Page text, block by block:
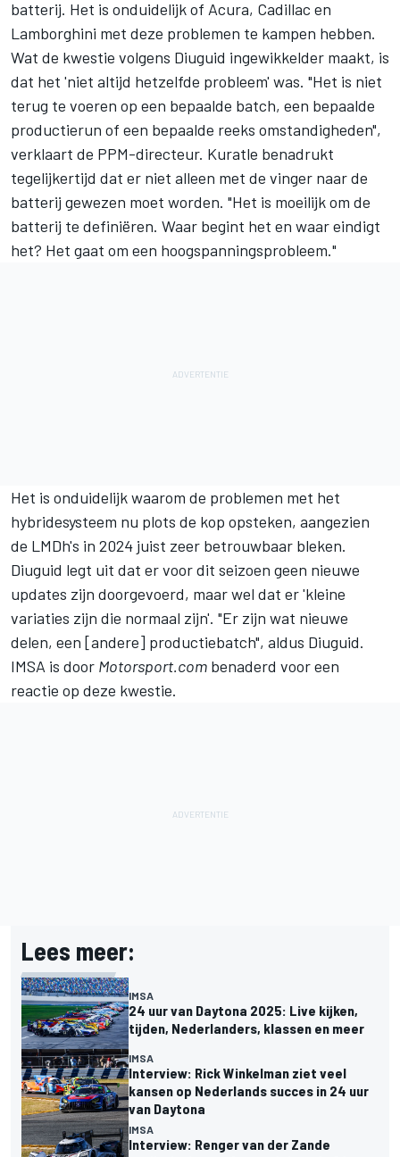
batterij. Het is onduidelijk of Acura, Cadillac en
Lamborghini met deze problemen te kampen hebben.
Wat de kwestie volgens Diuguid ingewikkelder maakt, is
dat het 'niet altijd hetzelfde probleem' was. "Het is niet
terug te voeren op een bepaalde batch, een bepaalde
productierun of een bepaalde reeks omstandigheden",
verklaart de PPM-directeur. Kuratle benadrukt
tegelijkertijd dat er niet alleen met de vinger naar de
batterij gewezen moet worden. "Het is moeilijk om de
batterij te definiëren. Waar begint het en waar eindigt
het? Het gaat om een hoogspanningsprobleem."
Het is onduidelijk waarom de problemen met het
hybridesysteem nu plots de kop opsteken, aangezien
de LMDh's in 2024 juist zeer betrouwbaar bleken.
Diuguid legt uit dat er voor dit seizoen geen nieuwe
updates zijn doorgevoerd, maar wel dat er 'kleine
variaties zijn die normaal zijn'. "Er zijn wat nieuwe
delen, een [andere] productiebatch", aldus Diuguid.
IMSA is door Motorsport.com benaderd voor een
reactie op deze kwestie.
Lees meer:
IMSA
24 uur van Daytona 2025: Live kijken,
tijden, Nederlanders, klassen en meer
IMSA
Interview: Rick Winkelman ziet veel
kansen op Nederlands succes in 24 uur
van Daytona
IMSA
Interview: Renger van der Zande